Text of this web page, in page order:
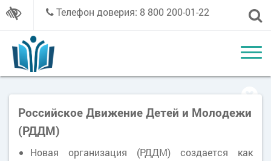
Телефон доверия: 8 800 200-01-22
Российское Движение Детей и Молодежи
(РДДМ)
Новая организация (РДДМ) создается как